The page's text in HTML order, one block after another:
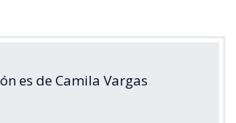
es de Camila Vargas